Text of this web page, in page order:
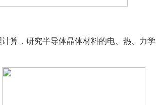
算，研究半导体晶体材料的电、热、力学